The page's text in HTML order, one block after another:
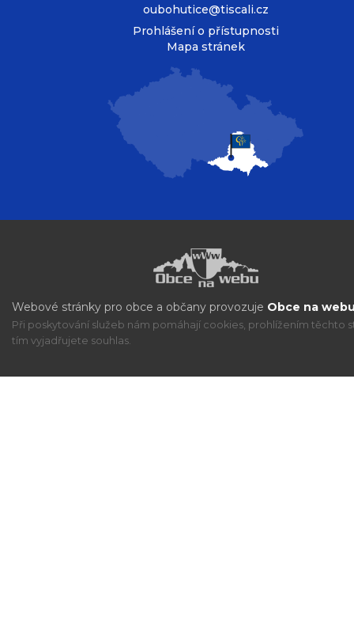
oubohutice@tiscali.cz
Prohlášení o přístupnosti
Mapa stránek
Webové stránky pro obce a občany provozuje Obce na
Při poskytování služeb nám pomáhají cookies, prohlížením těchto
tím vyjadřujete souhlas.